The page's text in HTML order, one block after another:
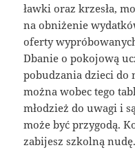
ławki oraz krzesła,
na obniżenie
oferty
Dbanie o pokojową
pobudzania dzieci do
można wobec tego
młodzież do uwagi i
może być przygodą.
zabijesz szkolną